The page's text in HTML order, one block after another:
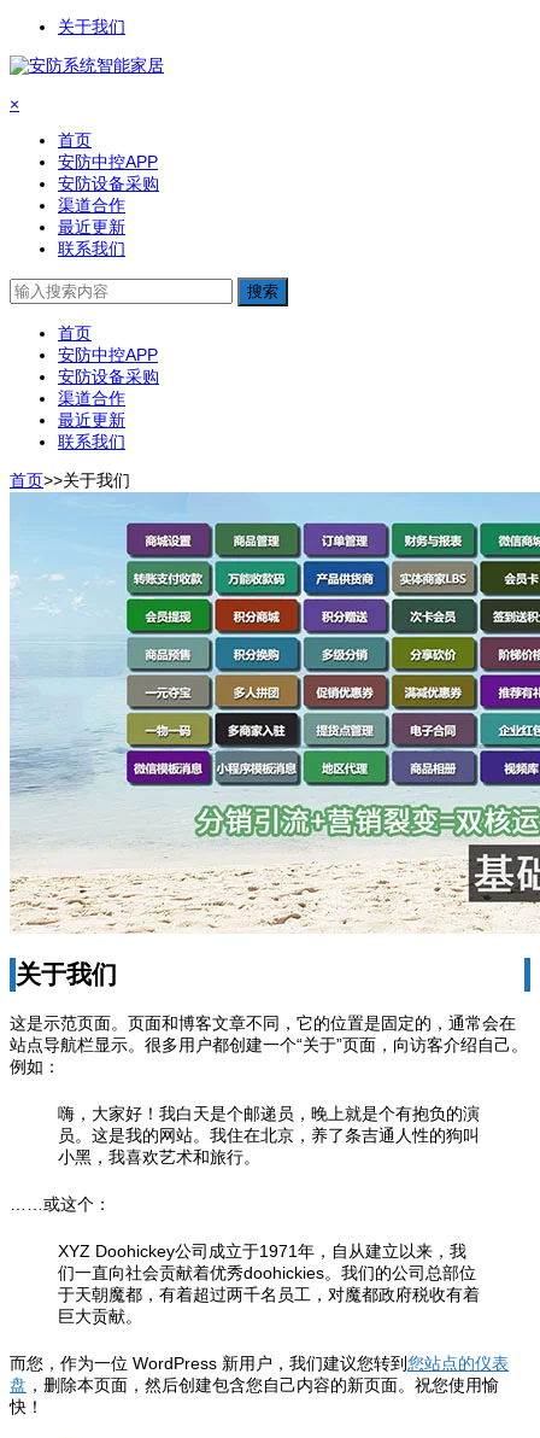
关于我们
×
首页
安防中控APP
安防设备采购
渠道合作
最近更新
联系我们
搜索
首页
安防中控APP
安防设备采购
渠道合作
最近更新
联系我们
首页>>关于我们
关于我们
这是示范页面。页面和博客文章不同，它的位置是固定的，通常会在
站点导航栏显示。很多用户都创建一个“关于”页面，向访客介绍自己。
例如：
嗨，大家好！我白天是个邮递员，晚上就是个有抱负的演
员。这是我的网站。我住在北京，养了条吉通人性的狗叫
小黑，我喜欢艺术和旅行。
……或这个：
XYZ Doohickey公司成立于1971年，自从建立以来，我
们一直向社会贡献着优秀doohickies。我们的公司总部位
于天朝魔都，有着超过两千名员工，对魔都政府税收有着
巨大贡献。
而您，作为一位 WordPress 新用户，我们建议您转到您站点的仪表
盘 ，删除本页面，然后创建包含您自己内容的新页面。祝您使用愉
快！